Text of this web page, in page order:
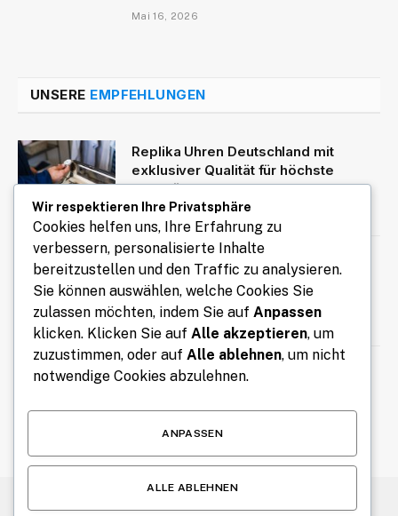
Mai 16, 2026
UNSERE EMPFEHLUNGEN
Replika Uhren Deutschland mit
exklusiver Qualität für höchste
Ansprüche
August 10, 2026
Coaching für Selbstbewusstsein
Wien: Selbstvertrauen stärken und
eigene Potenziale entfalten
Wäschewagen Hotel für effizienten
Wir respektieren Ihre Privatsphäre
Cookies helfen uns, Ihre Erfahrung zu
verbessern, personalisierte Inhalte
bereitzustellen und den Traffic zu analysieren.
Sie können auswählen, welche Cookies Sie
zulassen möchten, indem Sie auf Anpassen
klicken. Klicken Sie auf Alle akzeptieren, um
zuzustimmen, oder auf Alle ablehnen, um nicht
notwendige Cookies abzulehnen.
ANPASSEN
ALLE ABLEHNEN